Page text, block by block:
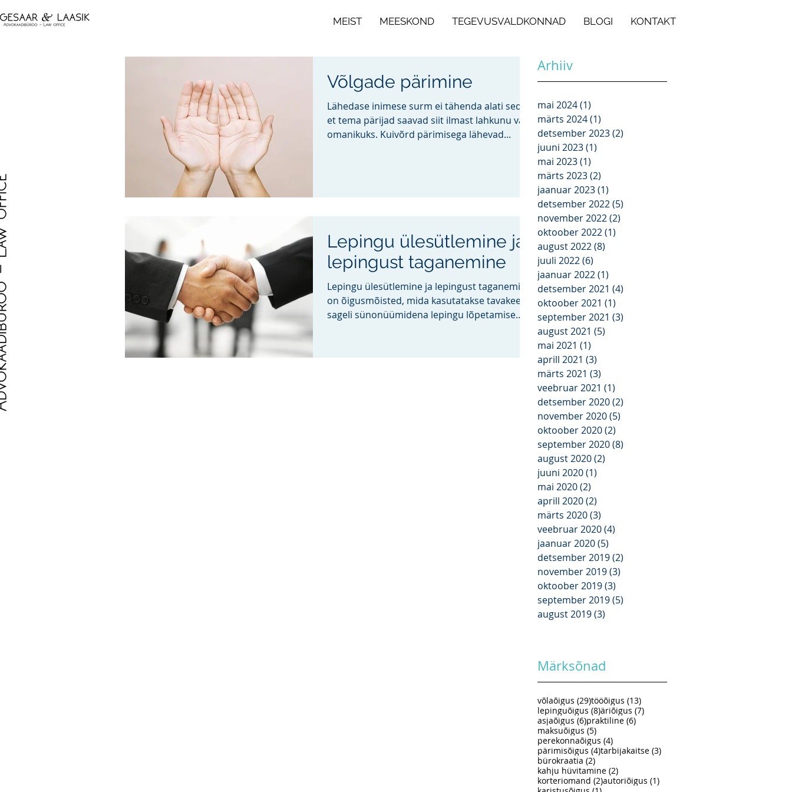
MEIST MEESKOND TEGEVUSVALDKONNAD BLOGI KONTAKT
Võlgade pärimine
Lähedase inimese surm ei tähenda alati seda,
et tema pärijad saavad siit ilmast lahkunu vara
omanikuks. Kuivõrd pärimisega lähevad...
Lepingu ülesütlemine ja
lepingust taganemine
Lepingu ülesütlemine ja lepingust taganemine
on õigusmõisted, mida kasutatakse tavakeeles
sageli sünonüümidena lepingu lõpetamise
Arhiiv
mai 2024(1)
märts 2024(1)
detsember 2023(2)
juuni 2023(1)
mai 2023(1)
märts 2023(2)
jaanuar 2023(1)
detsember 2022(5)
november 2022(2)
oktoober 2022(1)
august 2022(8)
juuli 2022(6)
jaanuar 2022(1)
detsember 2021 (4)
oktoober 2021 (1)
september 2021 (3)
august 2021 (5)
mai 2021 (1)
aprill 2021 (3)
märts 2021 (3)
veebruar 2021 (1)
detsember 2020(2)
november 2020(5)
oktoober 2020(2)
september 2020(8)
august 2020(2)
juuni 2020(1)
mai 2020(2)
aprill 2020(2)
märts 2020(3)
veebruar 2020(4)
jaanuar 2020(5)
detsember 2019(2)
november 2019(3)
oktoober 2019(3)
september 2019(5)
august 2019(3)
Märksõnad
võlaõigus (29)29 posts
tööõigus (13)13 posts
lepinguõigus (8)8 posts
äriõigus (7)7 posts
asjaõigus (6)6 posts
praktiline (6)6 posts
maksuõigus (5)5 posts
perekonnaõigus (4)4 posts
pärimisõigus (4)4 posts
tarbijakaitse (3)3 posts
bürokraatia (2)2 posts
kahju hüvitamine (2)2 posts
korteriomand (2)2 posts
autoriõigus (1)1 post